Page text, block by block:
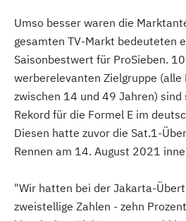
Umso besser waren die
gesamten TV-Markt bedeuteten
Saisonbestwert für ProSieben.
werberelevanten Zielgruppe
zwischen 14 und 49 Jahren) sind
Rekord für die Formel E im
Diesen hatte zuvor die Sat.1-
Rennen am 14. August 2021
"Wir hatten bei der Jakarta-
zweistellige Zahlen - zehn